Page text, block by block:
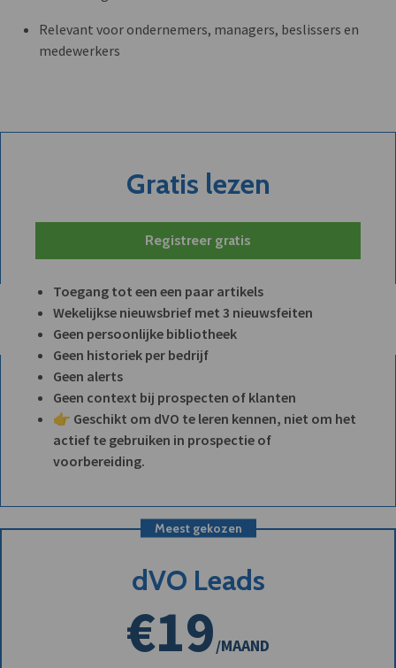
Relevant voor ondernemers, managers, beslissers en
medewerkers
Gratis lezen
Registreer gratis
Toegang tot een een paar artikels
Wekelijkse nieuwsbrief met 3 nieuwsfeiten
Geen persoonlijke bibliotheek
Geen historiek per bedrijf
Geen alerts
Geen context bij prospecten of klanten
👉 Geschikt om dVO te leren kennen, niet om het
actief te gebruiken in prospectie of
voorbereiding.
Meest gekozen
dVO Leads
€19/MAAND